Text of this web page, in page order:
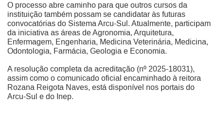
O processo abre caminho para que outros cursos da
instituição também possam se candidatar às futuras
convocatórias do Sistema Arcu-Sul. Atualmente, participam
da iniciativa as áreas de Agronomia, Arquitetura,
Enfermagem, Engenharia, Medicina Veterinária, Medicina,
Odontologia, Farmácia, Geologia e Economia.
A resolução completa da acreditação (nº 2025-18031),
assim como o comunicado oficial encaminhado à reitora
Rozana Reigota Naves, está disponível nos portais do
Arcu-Sul e do Inep.